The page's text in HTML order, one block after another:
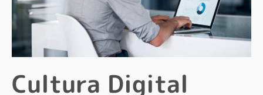
Cultura Digital